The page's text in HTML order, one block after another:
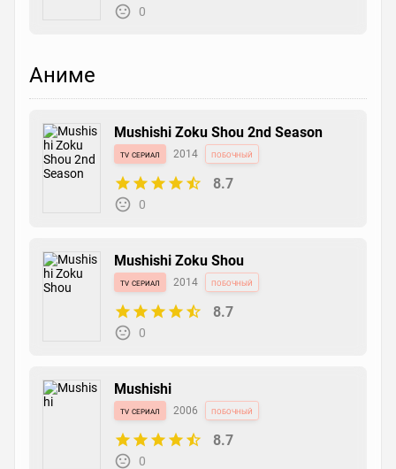
0
Аниме
Mushishi Zoku Shou 2nd Season
tv сериал 2014 побочный
8.7
0
Mushishi Zoku Shou
tv сериал 2014 побочный
8.7
0
Mushishi
tv сериал 2006 побочный
8.7
0